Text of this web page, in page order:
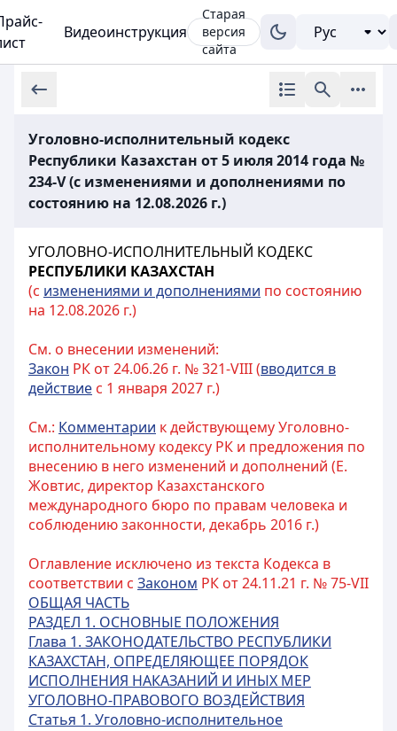
Видеоинструкция
Старая
версия
сайта
Уголовно-исполнительный кодекс
Республики Казахстан от 5 июля 2014 года №
234-V (с изменениями и дополнениями по
состоянию на 12.08.2026 г.)
УГОЛОВНО-ИСПОЛНИТЕЛЬНЫЙ КОДЕКС
РЕСПУБЛИКИ КАЗАХСТАН
(с изменениями и дополнениями по состоянию
на 12.08.2026 г.)
См. о внесении изменений:
Закон РК от 24.06.26 г. № 321-VIII (вводится в
действие с 1 января 2027 г.)
См.: Комментарии к действующему Уголовно-
исполнительному кодексу РК и предложения по
внесению в него изменений и дополнений (Е.
Жовтис, директор Казахстанского
международного бюро по правам человека и
соблюдению законности, декабрь 2016 г.)
Оглавление исключено из текста Кодекса в
соответствии с Законом РК от 24.11.21 г. № 75-VII
ОБЩАЯ ЧАСТЬ
РАЗДЕЛ 1. ОСНОВНЫЕ ПОЛОЖЕНИЯ
Глава 1. ЗАКОНОДАТЕЛЬСТВО РЕСПУБЛИКИ
КАЗАХСТАН, ОПРЕДЕЛЯЮЩЕЕ ПОРЯДОК
ИСПОЛНЕНИЯ НАКАЗАНИЙ И ИНЫХ МЕР
УГОЛОВНО-ПРАВОВОГО ВОЗДЕЙСТВИЯ
Статья 1. Уголовно-исполнительное